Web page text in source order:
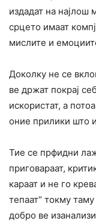
издадат на најлош
срцето имаат
мислите и
Доколку не се
ве држат покрај
искористат, а
оние прилики што
Тие се прфидни
приговараат,
караат и не го
тепаат“ токму
добро ве